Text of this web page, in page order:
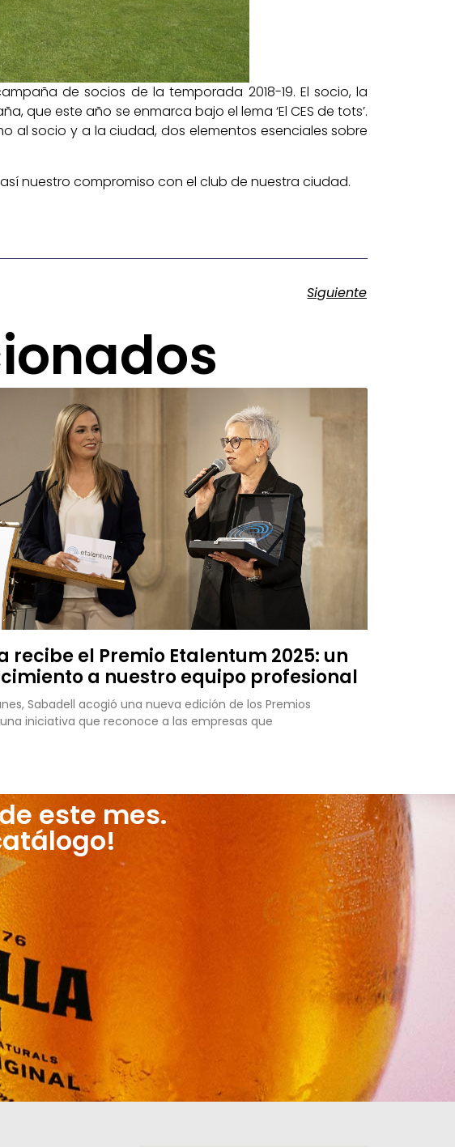
de socios de la temporada 2018-19. El socio, la
este año se enmarca bajo el lema ‘El CES de tots’.
al socio y a la ciudad, dos elementos esenciales sobre
nuestro compromiso con el club de nuestra ciudad.
Siguiente
recibe el Premio Etalentum 2025: un
a nuestro equipo profesional
Sabadell acogió una nueva edición de los Premios
iniciativa que reconoce a las empresas que
este mes.